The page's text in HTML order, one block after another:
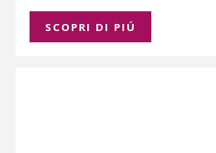
SCOPRI DI PIÚ